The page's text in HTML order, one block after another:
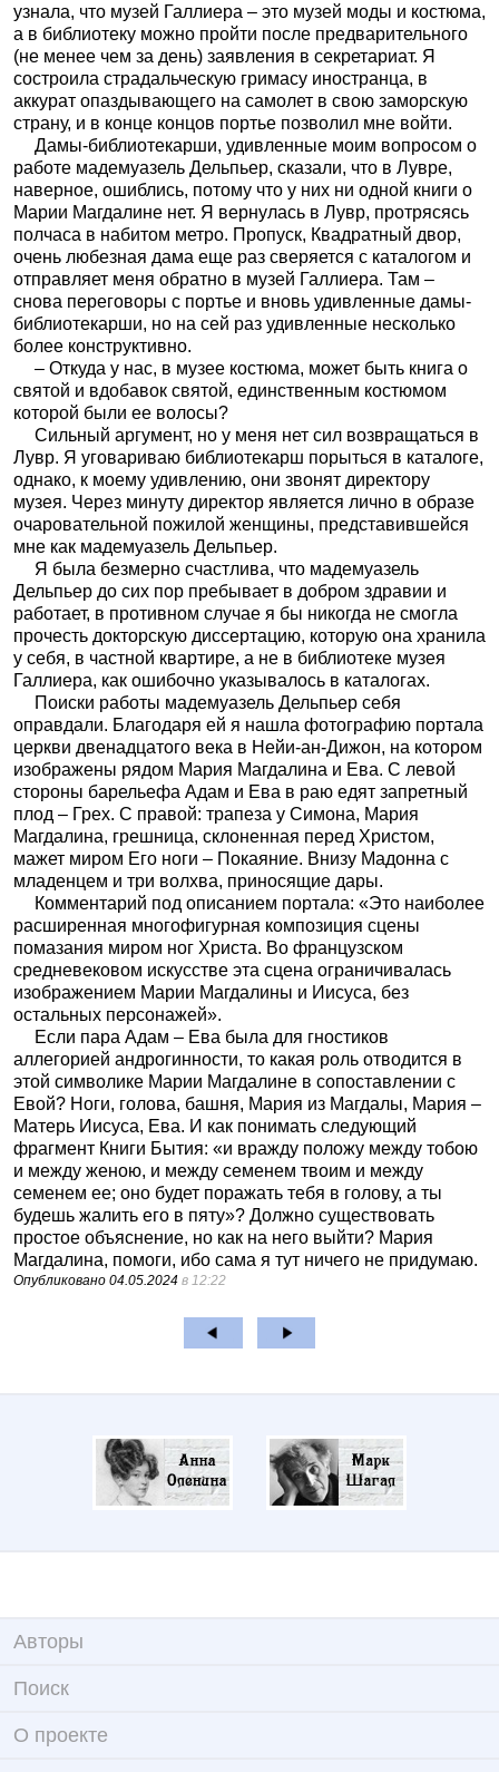
узнала, что музей Галлиера – это музей моды и костюма,
а в библиотеку можно пройти после предварительного
(не менее чем за день) заявления в секретариат. Я
состроила страдальческую гримасу иностранца, в
аккурат опаздывающего на самолет в свою заморскую
страну, и в конце концов портье позволил мне войти.
Дамы-библиотекарши, удивленные моим вопросом о
работе мадемуазель Дельпьер, сказали, что в Лувре,
наверное, ошиблись, потому что у них ни одной книги о
Марии Магдалине нет. Я вернулась в Лувр, протрясясь
полчаса в набитом метро. Пропуск, Квадратный двор,
очень любезная дама еще раз сверяется с каталогом и
отправляет меня обратно в музей Галлиера. Там –
снова переговоры с портье и вновь удивленные дамы-
библиотекарши, но на сей раз удивленные несколько
более конструктивно.
– Откуда у нас, в музее костюма, может быть книга о
святой и вдобавок святой, единственным костюмом
которой были ее волосы?
Сильный аргумент, но у меня нет сил возвращаться в
Лувр. Я уговариваю библиотекарш порыться в каталоге,
однако, к моему удивлению, они звонят директору
музея. Через минуту директор является лично в образе
очаровательной пожилой женщины, представившейся
мне как мадемуазель Дельпьер.
Я была безмерно счастлива, что мадемуазель
Дельпьер до сих пор пребывает в добром здравии и
работает, в противном случае я бы никогда не смогла
прочесть докторскую диссертацию, которую она хранила
у себя, в частной квартире, а не в библиотеке музея
Галлиера, как ошибочно указывалось в каталогах.
Поиски работы мадемуазель Дельпьер себя
оправдали. Благодаря ей я нашла фотографию портала
церкви двенадцатого века в Нейи-ан-Дижон, на котором
изображены рядом Мария Магдалина и Ева. С левой
стороны барельефа Адам и Ева в раю едят запретный
плод – Грех. С правой: трапеза у Симона, Мария
Магдалина, грешница, склоненная перед Христом,
мажет миром Его ноги – Покаяние. Внизу Мадонна с
младенцем и три волхва, приносящие дары.
Комментарий под описанием портала: «Это наиболее
расширенная многофигурная композиция сцены
помазания миром ног Христа. Во французском
средневековом искусстве эта сцена ограничивалась
изображением Марии Магдалины и Иисуса, без
остальных персонажей».
Если пара Адам – Ева была для гностиков
аллегорией андрогинности, то какая роль отводится в
этой символике Марии Магдалине в сопоставлении с
Евой? Ноги, голова, башня, Мария из Магдалы, Мария –
Матерь Иисуса, Ева. И как понимать следующий
фрагмент Книги Бытия: «и вражду положу между тобою
и между женою, и между семенем твоим и между
семенем ее; оно будет поражать тебя в голову, а ты
будешь жалить его в пяту»? Должно существовать
простое объяснение, но как на него выйти? Мария
Магдалина, помоги, ибо сама я тут ничего не придумаю.
Опубликовано 04.05.2024 в 12:22
Авторы
Поиск
О проекте